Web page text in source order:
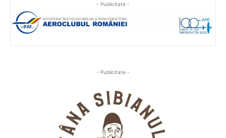
- Publicitate -
- Publicitate -